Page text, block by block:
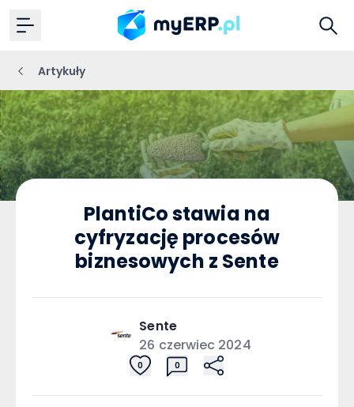
Artykuły
PlantiCo stawia na
cyfryzację procesów
biznesowych z Sente
Sente
26 czerwiec 2024
0 0